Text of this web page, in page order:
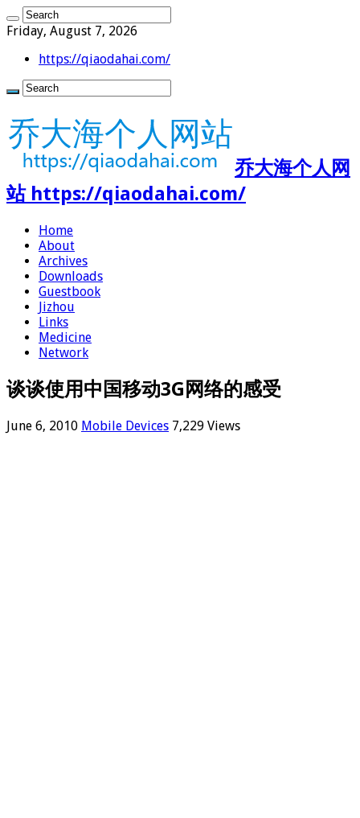
Friday, August 7, 2026
https://qiaodahai.com/
乔大海个人网
站 https://qiaodahai.com/
Home
About
Archives
Downloads
Guestbook
Jizhou
Links
Medicine
Network
谈谈使用中国移动3G网络的感受
June 6, 2010 Mobile Devices 7,229 Views